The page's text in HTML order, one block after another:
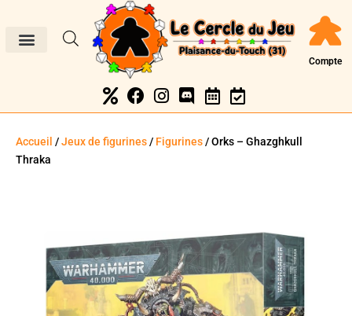
Compte
Accueil /Jeux de figurines/ Figurines/ Orks – Ghazghkull
Thraka